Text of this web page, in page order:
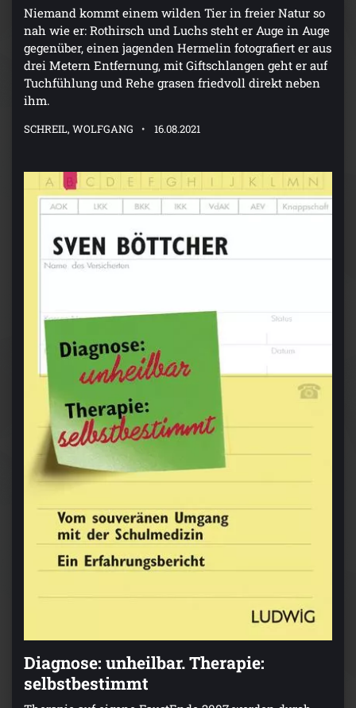
Niemand kommt einem wilden Tier in freier Natur so
nah wie er: Rothirsch und Luchs steht er Auge in Auge
gegenüber, einen jagenden Hermelin fotografiert er aus
drei Metern Entfernung, mit Giftschlangen geht er auf
Tuchfühlung und Rehe grasen friedvoll direkt neben
ihm.
SCHREIL, WOLFGANG 16.08.2021
Diagnose: unheilbar. Therapie:
selbstbestimmt